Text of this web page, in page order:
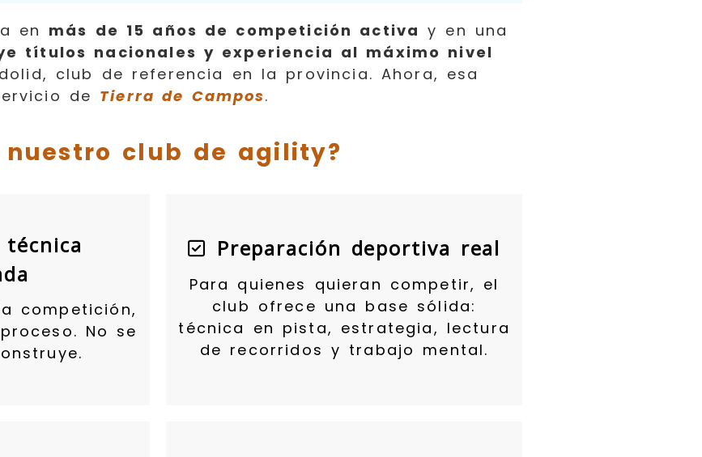
en más de 15 años de competición activa y en una
títulos nacionales y experiencia al máximo nivel
club de referencia en la provincia. Ahora, esa
de Tierra de Campos.
nuestro club de agility?
técnica
competición,
No se
Preparación deportiva real
Para quienes quieran competir, el
club ofrece una base sólida:
técnica en pista, estrategia, lectura
de recorridos y trabajo mental.